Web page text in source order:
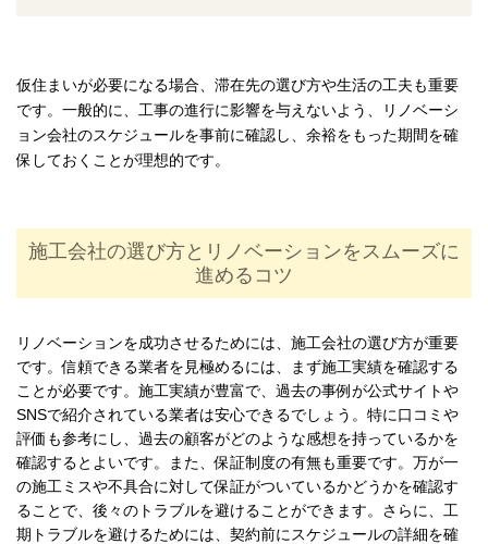
仮住まいが必要になる場合、滞在先の選び方や生活の工夫も重要
です。一般的に、工事の進行に影響を与えないよう、リノベーシ
ョン会社のスケジュールを事前に確認し、余裕をもった期間を確
保しておくことが理想的です。
施工会社の選び方とリノベーションをスムーズに
進めるコツ
リノベーションを成功させるためには、施工会社の選び方が重要
です。信頼できる業者を見極めるには、まず施工実績を確認する
ことが必要です。施工実績が豊富で、過去の事例が公式サイトや
SNSで紹介されている業者は安心できるでしょう。特に口コミや
評価も参考にし、過去の顧客がどのような感想を持っているかを
確認するとよいです。また、保証制度の有無も重要です。万が一
の施工ミスや不具合に対して保証がついているかどうかを確認す
ることで、後々のトラブルを避けることができます。さらに、工
期トラブルを避けるためには、契約前にスケジュールの詳細を確